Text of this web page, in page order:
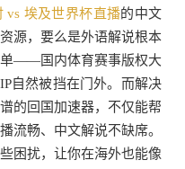
vs 埃及世界杯直播的中文
源，要么是外语解说根本
单——国内体育赛事版权大
自然被挡在门外。而解决
的回国加速器，不仅能帮
流畅、中文解说不缺席。
困扰，让你在海外也能像